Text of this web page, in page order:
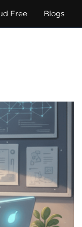
Free Blogs